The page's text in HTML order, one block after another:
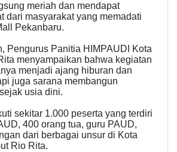
meriah dan mendapat
dari masyarakat yang memadati
Pekanbaru.
Pengurus Panitia HIMPAUDI Kota
menyampaikan bahwa kegiatan
menjadi ajang hiburan dan
juga sarana membangun
usia dini.
sekitar 1.000 peserta yang terdiri
400 orang tua, guru PAUD,
dari berbagai unsur di Kota
Rio Rita.